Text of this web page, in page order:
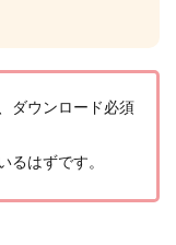
ダウンロード必須
るはずです。